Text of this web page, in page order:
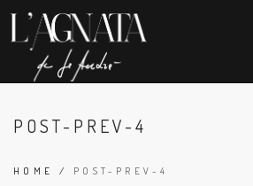
POST-PREV-4
HOME / POST-PREV-4